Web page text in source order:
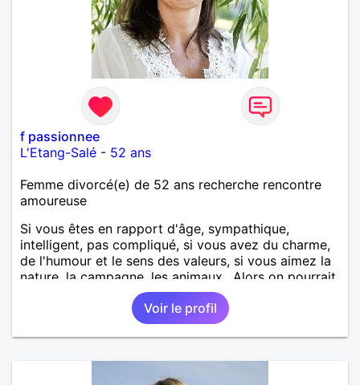
f passionnee
L'Etang-Salé - 52 ans
Femme divorcé(e) de 52 ans recherche rencontre
amoureuse
Si vous êtes en rapport d'âge, sympathique,
intelligent, pas compliqué, si vous avez du charme,
de l'humour et le sens des valeurs, si vous aimez la
nature, la campagne, les animaux.. Alors on pourrait
s'entendre, du coup n'hésitez pas à me contacter.
Voir le profil